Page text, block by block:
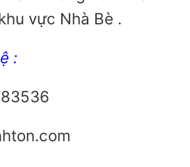
vực Nhà Bè .
: